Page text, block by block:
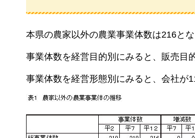
本県の農家以外の農業事業体数は216と
事業体数を経営目的別にみると、販売目
事業体数を経営形態別にみると、会社が